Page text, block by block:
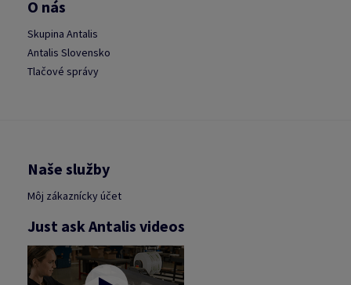
O nás
Skupina Antalis
Antalis Slovensko
Tlačové správy
Naše služby
Môj zákaznícky účet
Just ask Antalis videos